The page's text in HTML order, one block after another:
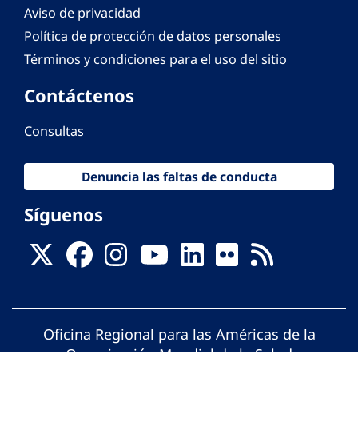
Aviso de privacidad
Política de protección de datos personales
Términos y condiciones para el uso del sitio
Contáctenos
Consultas
Denuncia las faltas de conducta
Síguenos
Oficina Regional para las Américas de la
Organización Mundial de la Salud